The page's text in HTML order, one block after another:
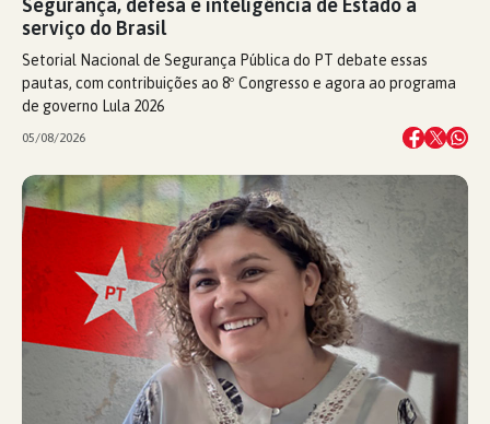
Segurança, defesa e inteligência de Estado a
serviço do Brasil
Setorial Nacional de Segurança Pública do PT debate essas
pautas, com contribuições ao 8º Congresso e agora ao programa
de governo Lula 2026
05/08/2026